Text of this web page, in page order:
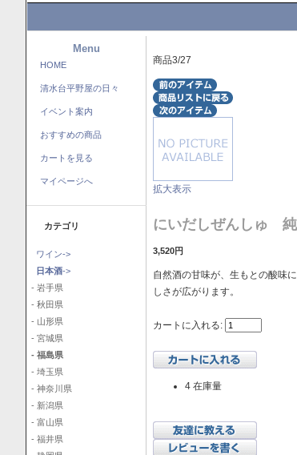
Menu
HOME
清水台平野屋の日々
イベント案内
おすすめの商品
カートを見る
マイページへ
カテゴリ
ワイン->
日本酒->
- 岩手県
- 秋田県
- 山形県
- 宮城県
- 福島県
- 埼玉県
- 神奈川県
- 新潟県
- 富山県
- 福井県
商品3/27
拡大表示
にいだしぜんしゅ
3,520円
自然酒の甘味が、生もとの酸味
しさが広がります。
カートに入れる:
4 在庫量